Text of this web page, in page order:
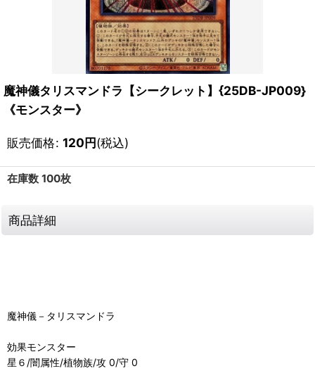
魔神儀タリスマンドラ【シークレット】{25DB-JP009}
《モンスター》
販売価格: 120円(税込)
在庫数 100枚
商品詳細
魔神儀－タリスマンドラ
効果モンスター
星６/闇属性/植物族/攻 0/守 0